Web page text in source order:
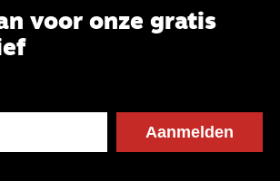
voor onze gratis